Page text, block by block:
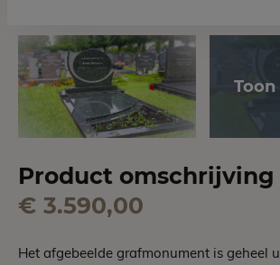
Product omschrijving
€ 3.590,00
Het afgebeelde grafmonument is geheel